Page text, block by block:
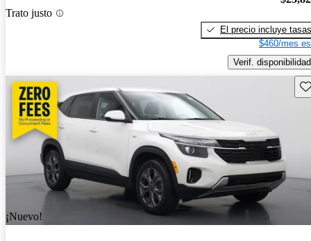
Trato justo
El precio incluye tasas
$460/mes
Verif. disponibilidad
¡Nuevo!